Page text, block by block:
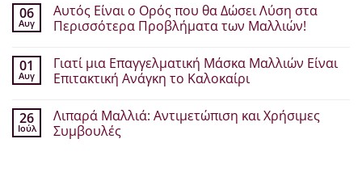
06
Αυγ
Αυτός Είναι ο Ορός που θα Δώσει Λύση στα
Περισσότερα Προβλήματα των Μαλλιών!
σχόλια
στο
Αυτός
Ορός
που
θα
01
Αυγ
Γιατί μια Επαγγελματική Μάσκα Μαλλιών Είναι
Επιτακτική Ανάγκη το Καλοκαίρι
σχόλια
στο
Γιατί
26
Ιούλ
Λιπαρά Μαλλιά: Αντιμετώπιση και Χρήσιμες
Συμβουλές